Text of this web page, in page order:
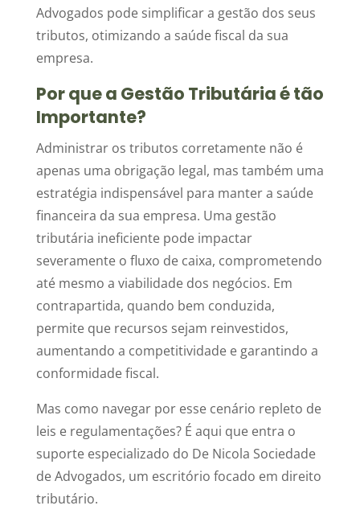
Advogados pode simplificar a gestão dos seus
tributos, otimizando a saúde fiscal da sua
empresa.
Por que a Gestão Tributária é tão
Importante?
Administrar os tributos corretamente não é
apenas uma obrigação legal, mas também uma
estratégia indispensável para manter a saúde
financeira da sua empresa. Uma gestão
tributária ineficiente pode impactar
severamente o fluxo de caixa, comprometendo
até mesmo a viabilidade dos negócios. Em
contrapartida, quando bem conduzida,
permite que recursos sejam reinvestidos,
aumentando a competitividade e garantindo a
conformidade fiscal.
Mas como navegar por esse cenário repleto de
leis e regulamentações? É aqui que entra o
suporte especializado do De Nicola Sociedade
de Advogados, um escritório focado em direito
tributário.